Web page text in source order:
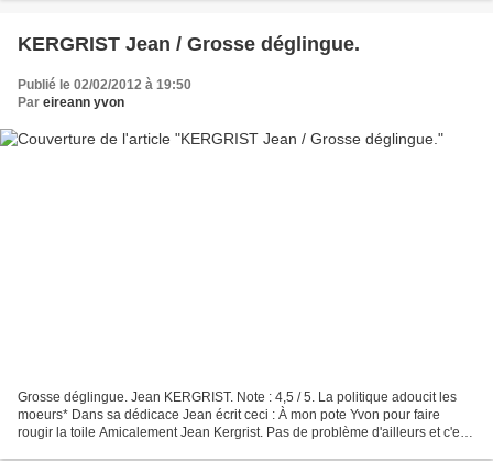
KERGRIST Jean / Grosse déglingue.
Publié le 02/02/2012 à 19:50
Par eireann yvon
Grosse déglingue. Jean KERGRIST. Note : 4,5 / 5. La politique adoucit les
moeurs* Dans sa dédicace Jean écrit ceci : À mon pote Yvon pour faire
rougir la toile Amicalement Jean Kergrist. Pas de problème d'ailleurs et c'est